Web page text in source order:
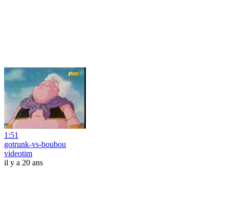
1:51
gotrunk-vs-boubou
videotim
il y a 20 ans